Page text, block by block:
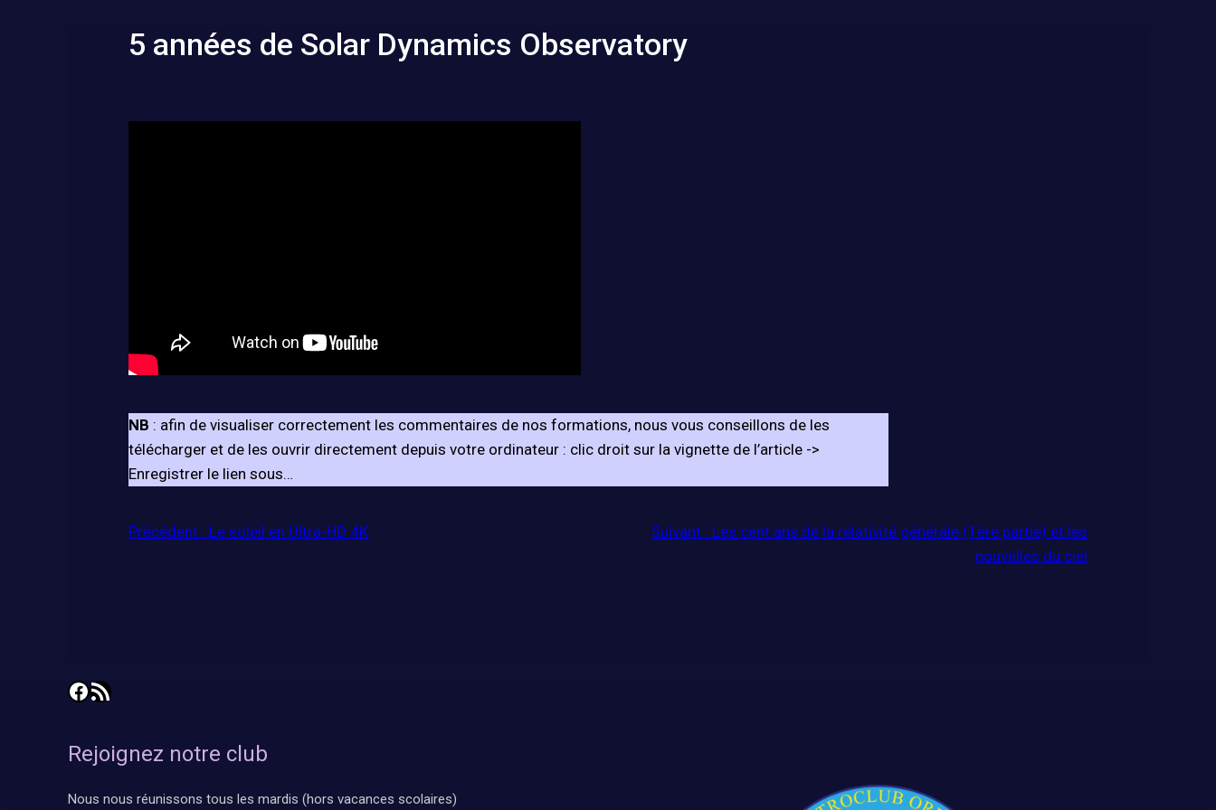
5 années de Solar Dynamics Observatory
NB : afin de visualiser correctement les commentaires de nos formations, nous vous conseillons de les
télécharger et de les ouvrir directement depuis votre ordinateur : clic droit sur la vignette de l’article ->
Enregistrer le lien sous…
Précédent : Le soleil en Ultra-HD 4K Suivant : Les cent ans de la relativité générale (1ère partie) et les
nouvelles du ciel
Facebook
Flux RSS
Rejoignez notre club
Nous nous réunissons tous les mardis (hors vacances scolaires)